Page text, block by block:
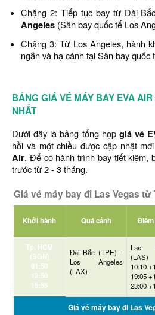
Chặng 2: Tiếp tục bay từ Đài
Angeles (Sân bay quốc tế Los
Chặng 3: Từ Los Angeles, hành
ngắn và hạ cánh tại Sân bay quốc
BẢNG GIÁ VÉ MÁY BAY EVA
NHẤT
Dưới đây là bảng tổng hợp giá vé
hồi và một chiều được cập nhật
Air. Để có hành trình bay tiết kiệm,
trước từ 2 - 3 tháng.
Giá vé máy bay đi Las Vegas từ
Khởi hành Quá cảnh
Tp. HCM
(SGN)
01:50
12:50
15:55
Đài Bắc (TPE) -
Los Angeles
(LAX)
Las
(LAS)
10:10 +1
19:05 +1
23:00 +1
Giá vé máy bay đi Las